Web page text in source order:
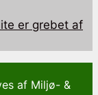
er grebet af
af Miljø- &